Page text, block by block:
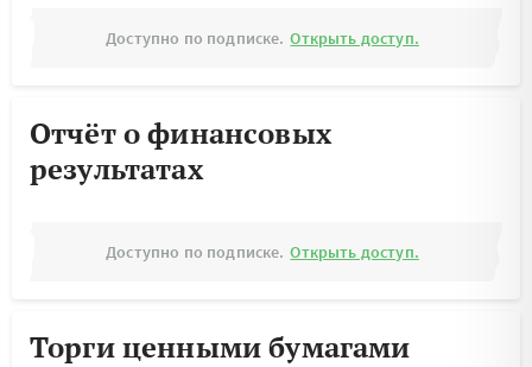
Доступно по подписке. Открыть доступ.
Отчёт о финансовых
результатах
Доступно по подписке. Открыть доступ.
Торги ценными бумагами